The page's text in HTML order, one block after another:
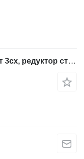
Передний мост JCB Задний мост 3cx, редуктор ступицы, корпус моста, для экскаватора-погрузчика JCB 3CX